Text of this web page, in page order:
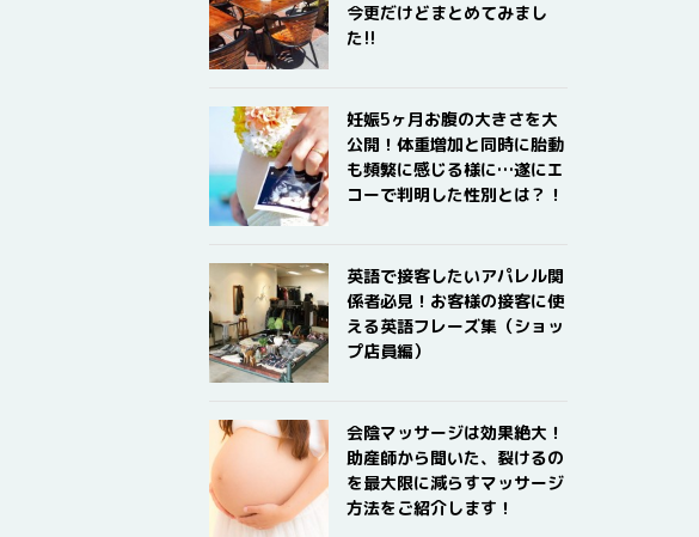
今更だけどまとめてみまし
た!!
妊娠5ヶ月お腹の大きさを大
公開！体重増加と同時に胎動
も頻繁に感じる様に…遂にエ
コーで判明した性別とは？！
英語で接客したいアパレル関
係者必見！お客様の接客に使
える英語フレーズ集（ショッ
プ店員編）
会陰マッサージは効果絶大！
助産師から聞いた、裂けるの
を最大限に減らすマッサージ
方法をご紹介します！